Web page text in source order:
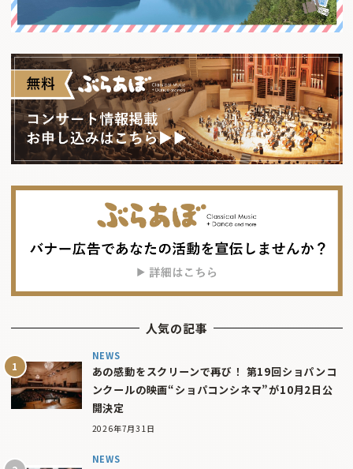
人気の記事
NEWS
あの感動をスクリーンで再び！ 第19回ショパンコ
ンクールの映画“ショパコンシネマ”が10月2日公
開決定
2026年7月31日
NEWS